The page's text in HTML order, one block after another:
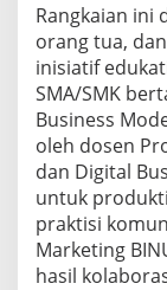
Rangkaian ini
orang tua,
inisiatif
SMA/SMK
Business
oleh dosen
dan Digital
untuk
praktisi
Marketing
hasil